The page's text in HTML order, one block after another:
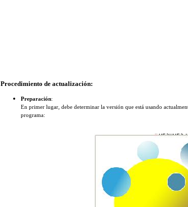
Procedimiento de actualización:
Preparación:
En primer lugar, debe determinar la versión que está usando
programa: